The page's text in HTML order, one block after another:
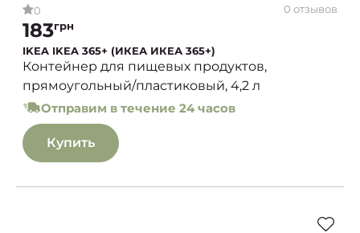
0 0 отзывов
183грн
IKEA IKEA 365+ (ИКЕА ИКЕА 365+)
Контейнер для пищевых продуктов,
прямоугольный/пластиковый, 4,2 л
Отправим в течение 24 часов
Купить